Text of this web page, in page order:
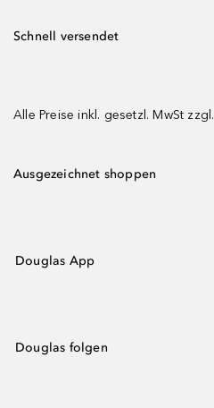
Schnell versendet
Alle Preise inkl. gesetzl. MwSt zzgl.
Ausgezeichnet shoppen
Douglas App
Douglas folgen